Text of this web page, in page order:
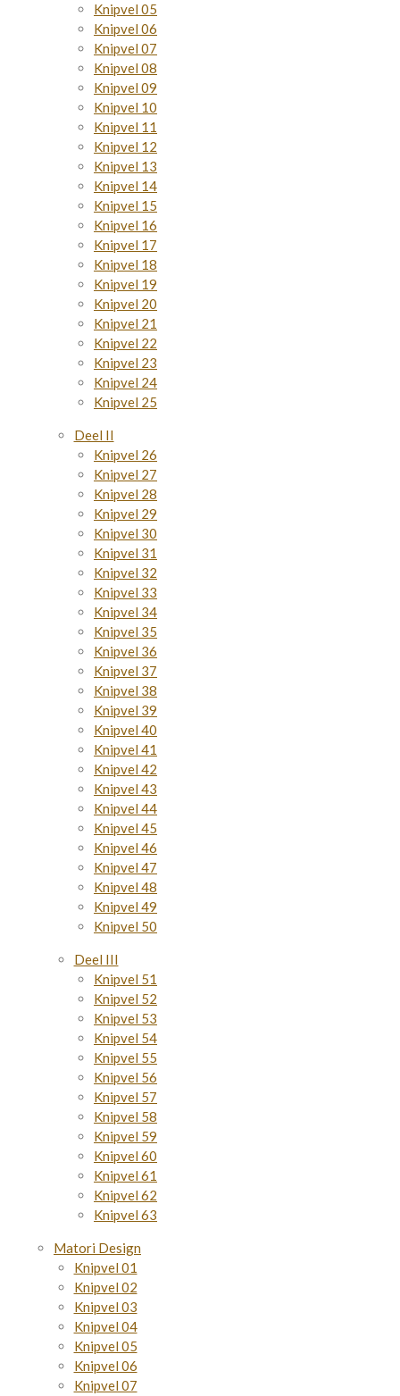
Knipvel 05
Knipvel 06
Knipvel 07
Knipvel 08
Knipvel 09
Knipvel 10
Knipvel 11
Knipvel 12
Knipvel 13
Knipvel 14
Knipvel 15
Knipvel 16
Knipvel 17
Knipvel 18
Knipvel 19
Knipvel 20
Knipvel 21
Knipvel 22
Knipvel 23
Knipvel 24
Knipvel 25
Deel II
Knipvel 26
Knipvel 27
Knipvel 28
Knipvel 29
Knipvel 30
Knipvel 31
Knipvel 32
Knipvel 33
Knipvel 34
Knipvel 35
Knipvel 36
Knipvel 37
Knipvel 38
Knipvel 39
Knipvel 40
Knipvel 41
Knipvel 42
Knipvel 43
Knipvel 44
Knipvel 45
Knipvel 46
Knipvel 47
Knipvel 48
Knipvel 49
Knipvel 50
Deel III
Knipvel 51
Knipvel 52
Knipvel 53
Knipvel 54
Knipvel 55
Knipvel 56
Knipvel 57
Knipvel 58
Knipvel 59
Knipvel 60
Knipvel 61
Knipvel 62
Knipvel 63
Matori Design
Knipvel 01
Knipvel 02
Knipvel 03
Knipvel 04
Knipvel 05
Knipvel 06
Knipvel 07